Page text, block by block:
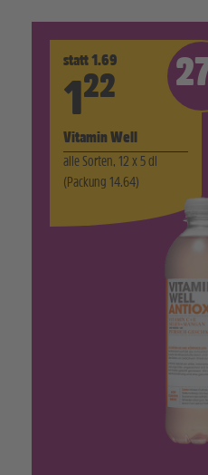
statt 1.69
122
Vitamin Well
alle Sorten, 12 x 5 dl
(Packung 14.64)